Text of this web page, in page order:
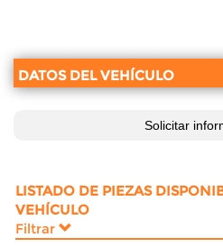
DATOS DEL VEHÍCULO
Solicitar
LISTADO DE PIEZAS
VEHÍCULO
Filtrar